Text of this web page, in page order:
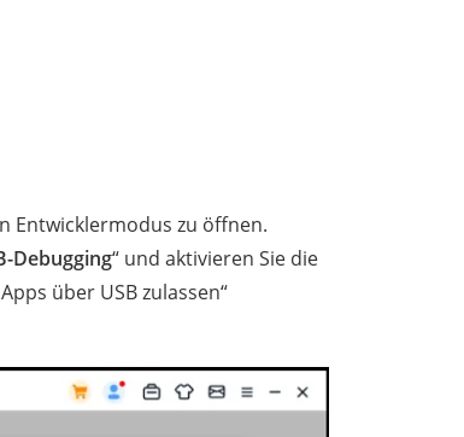
Entwicklermodus zu öffnen.
Debugging“ und aktivieren Sie die
über USB zulassen“